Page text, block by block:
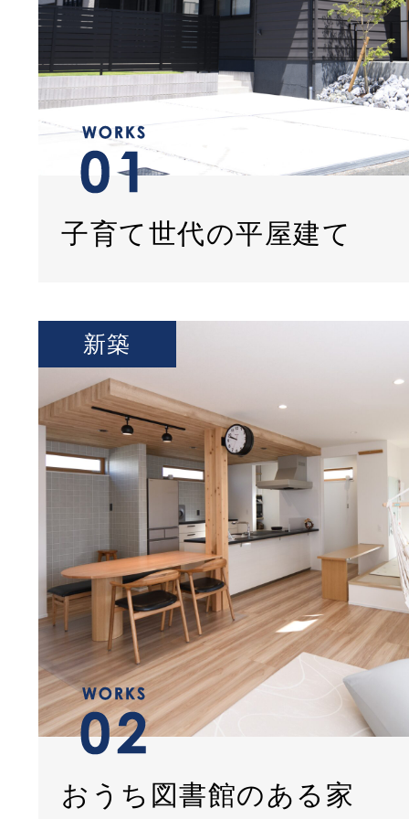
子育て世代の平屋建て
おうち図書館のある家
新築